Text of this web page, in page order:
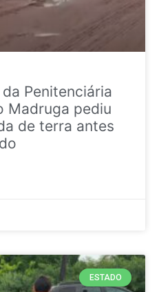
Penitenciária
Madruga pediu
de terra antes
ESTADO